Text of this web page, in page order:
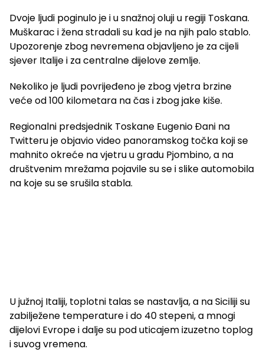
Dvoje ljudi poginulo je i u snažnoj oluji u regiji Toskana.
Muškarac i žena stradali su kad je na njih palo stablo.
Upozorenje zbog nevremena objavljeno je za cijeli
sjever Italije i za centralne dijelove zemlje.
Nekoliko je ljudi povrijeđeno je zbog vjetra brzine
veće od 100 kilometara na čas i zbog jake kiše.
Regionalni predsjednik Toskane Eugenio Đani na
Twitteru je objavio video panoramskog točka koji se
mahnito okreće na vjetru u gradu Pjombino, a na
društvenim mrežama pojavile su se i slike automobila
na koje su se srušila stabla.
U južnoj Italiji, toplotni talas se nastavlja, a na Siciliji su
zabilježene temperature i do 40 stepeni, a mnogi
dijelovi Evrope i dalje su pod uticajem izuzetno toplog
i suvog vremena.